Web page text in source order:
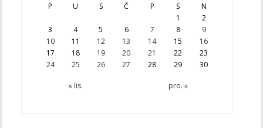
P U S Č P S N
« lis. pro. »
1
2
3
4 5 6 7 8
9
10
11 12 13 14 15
16
17
18 19 20 21 22
23
24
25 26 27 28 29 30